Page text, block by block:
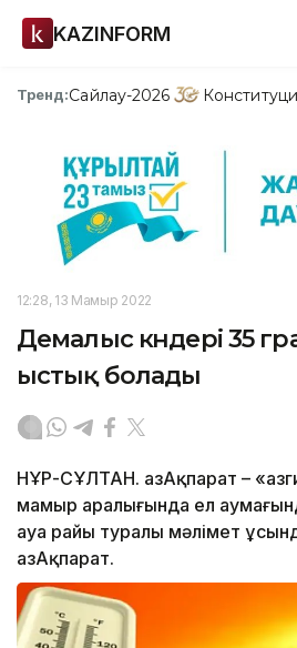
KAZINFORM
Тренд:Сайлау-2026
12:28, 13 Мамыр 2022
Демалыс күндері 35
ыстық болады
НҰР-СҰЛТАН. ҚазАқпарат –
мамыр аралығында ел
ауа райы туралы мәлімет
ҚазАқпарат.